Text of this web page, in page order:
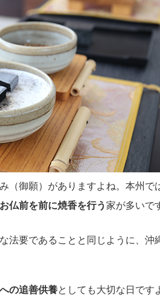
（御願）がありますよね。本州で
仏前を前に焼香を行う家が多いで
法要であることと同じように、沖
の追善供養としても大切な日です